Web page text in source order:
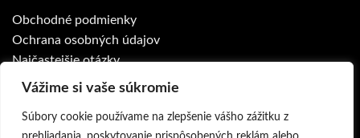
Vážime si vaše súkromie
Súbory cookie používame na zlepšenie vášho zážitku z
Obchodné podmienky
Ochrana osobných údajov
Najčastejšie otázky
Ponuka pre kluby